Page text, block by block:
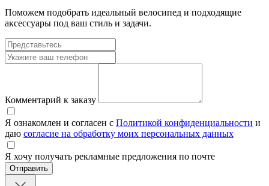
Поможем подобрать идеальный велосипед и подходящие
аксессуары под ваш стиль и задачи.
Комментарий к заказу
Я ознакомлен и согласен с Политикой конфиденциальности и
даю согласие на обработку моих персональных данных
Я хочу получать рекламные предложения по почте
Отправить